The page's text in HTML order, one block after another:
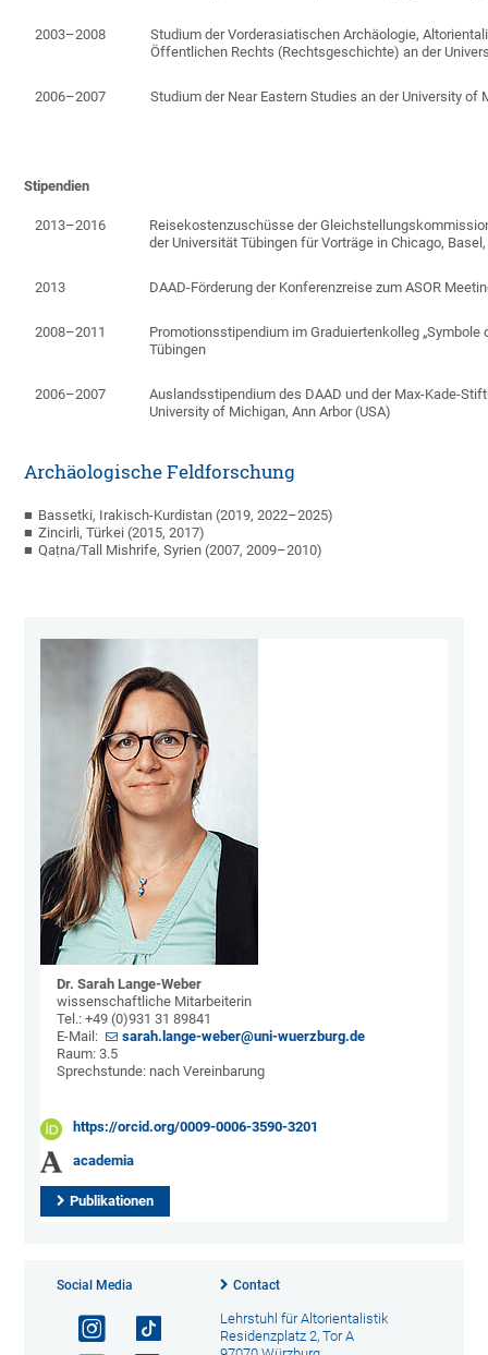
2003–2008
Studium der Vorderasiatischen Archäologie,
Öffentlichen Rechts (Rechtsgeschichte) an der
2006–2007 Studium der Near Eastern Studies an der University of
Stipendien
2013­­­–2016
Reisekostenzuschüsse der
der Universität Tübingen für Vorträge in Chicago,
2013 DAAD-Förderung der Konferenzreise zum ASOR
2008–2011
Promotionsstipendium im Graduiertenkolleg „Symbole
Tübingen
2006–2007
Auslandsstipendium des DAAD und der Max-Kade-
University of Michigan, Ann Arbor (USA)
Archäologische Feldforschung
Bassetki, Irakisch-Kurdistan (2019, 2022–2025)
Zincirli, Türkei (2015, 2017)
Qaṭna/Tall Mishrife, Syrien (2007, 2009–2010)
Dr. Sarah Lange-Weber
wissenschaftliche Mitarbeiterin
Tel.: +49 (0)931 31 89841
E-Mail:
sarah.lange-weber@uni-wuerzburg.de
Raum: 3.5
Sprechstunde: nach Vereinbarung
https://orcid.org/0009-0006-3590-3201
academia
Publikationen
Social Media Contact
Lehrstuhl für Altorientalistik
Residenzplatz 2, Tor A